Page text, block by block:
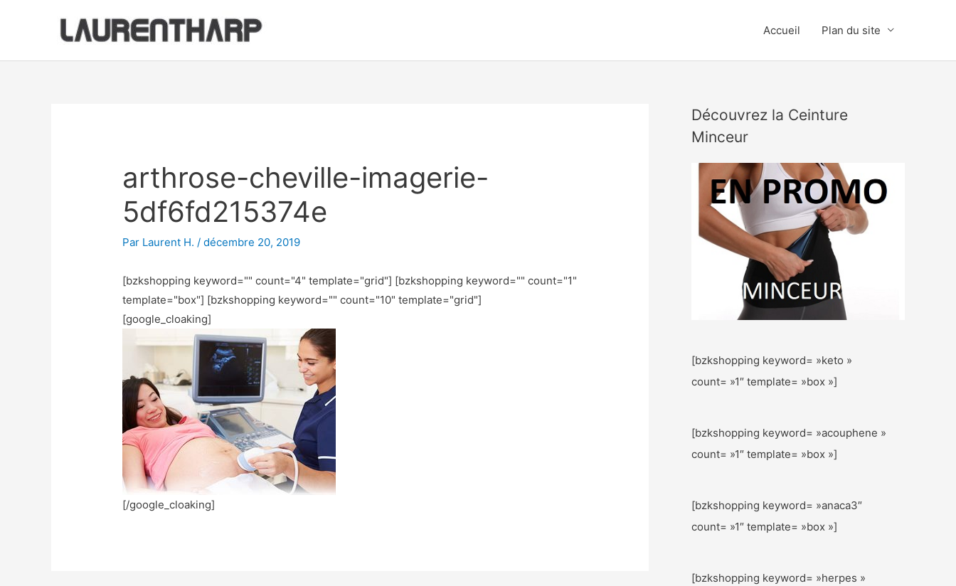
Accueil Plan du site
arthrose-cheville-imagerie-
5df6fd215374e
Par Laurent H./décembre 20, 2019
[bzkshopping keyword="" count="4" template="grid"] [bzkshopping keyword="" count="1"
template="box"] [bzkshopping keyword="" count="10" template="grid"]
[google_cloaking]
[/google_cloaking]
Découvrez la Ceinture
Minceur
[bzkshopping keyword= »keto »
count= »1″ template= »box »]
[bzkshopping keyword= »acouphene »
count= »1″ template= »box »]
[bzkshopping keyword= »anaca3″
count= »1″ template= »box »]
[bzkshopping keyword= »herpes »